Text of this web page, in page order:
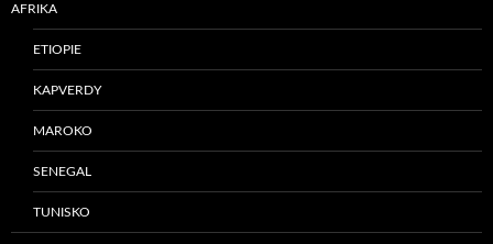
AFRIKA
ETIOPIE
KAPVERDY
MAROKO
SENEGAL
TUNISKO